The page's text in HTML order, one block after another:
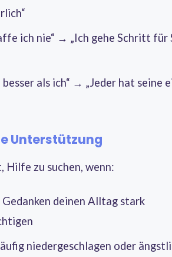
ich nie“ → „Ich gehe Schritt
besser als ich“ → „Jeder hat seine
Unterstützung
Hilfe zu suchen, wenn:
deinen Alltag stark
niedergeschlagen oder